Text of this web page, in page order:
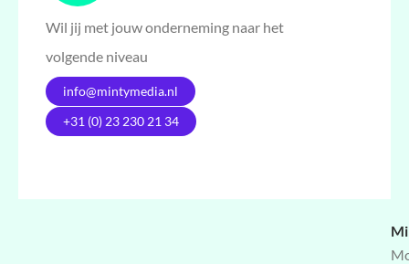
Wil jij met jouw onderneming naar het
volgende niveau
info@mintymedia.nl
+31 (0) 23 230 21 34